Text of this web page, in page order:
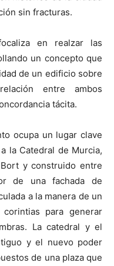
sin fracturas.
en realzar las
un concepto que
de un edificio sobre
entre ambos
tácita.
ocupa un lugar clave
la Catedral de Murcia,
y construido entre
de una fachada de
a la manera de un
para generar
La catedral y el
y el nuevo poder
de una plaza que